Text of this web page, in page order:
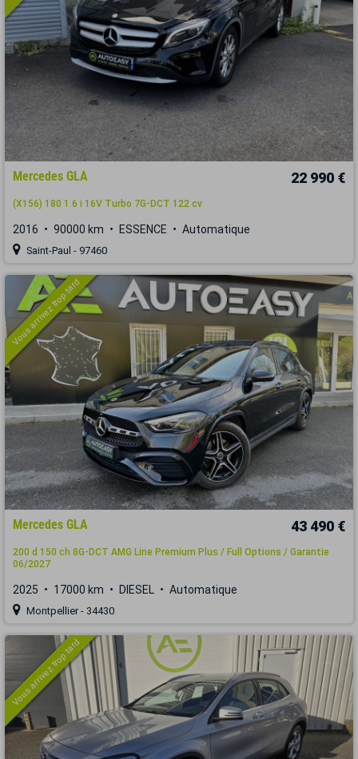
Mercedes GLA 22 990 €
(X156) 180 1.6 i 16V Turbo 7G-DCT 122 cv
2016 90000 km ESSENCE Automatique
Saint-Paul - 97460
Vous arrivez trop tard
Mercedes GLA 43 490 €
200 d 150 ch 8G-DCT AMG Line Premium Plus / Full Options / Garantie
06/2027
2025 17000 km DIESEL Automatique
Montpellier - 34430
Vous arrivez trop tard